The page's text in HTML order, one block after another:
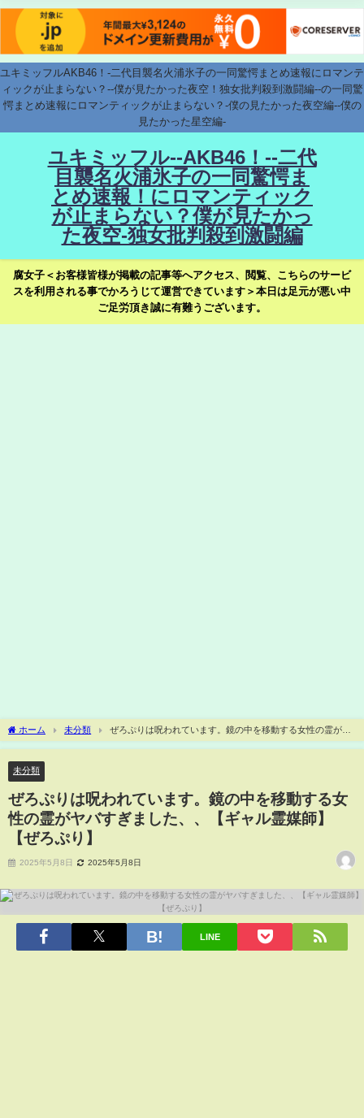
ユキミッフルAKB46！-二代目襲名火浦氷子の一同驚愕まとめ速報にロマンテ
ィックが止まらない？--僕が見たかった夜空！独女批判殺到激闘編--の一同驚
愕まとめ速報にロマンティックが止まらない？-僕の見たかった夜空編--僕の
見たかった星空編-
ユキミッフル--AKB46！--二代
目襲名火浦氷子の一同驚愕ま
とめ速報！にロマンティック
が止まらない？僕が見たかっ
た夜空-独女批判殺到激闘編
腐女子＜お客様皆様が掲載の記事等へアクセス、閲覧、こちらのサービ
スを利用される事でかろうじて運営できています＞本日は足元が悪い中
ご足労頂き誠に有難うございます。
ホーム 未分類
ぜろぷりは呪われています。鏡の中を移動する女性の霊がヤ
バすぎました、、【ギャル霊媒師】【ぜろぷり】
未分類
ぜろぷりは呪われています。鏡の中を移動する女
性の霊がヤバすぎました、、【ギャル霊媒師】
【ぜろぷり】
2025年5月8日 2025年5月8日
LINE